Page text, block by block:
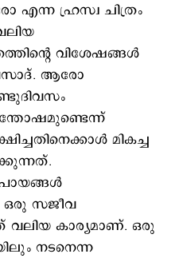
എന്ന ഹ്രസ്വ ചിത്രം
വിശേഷങ്ങൾ
ആരോ
മികച്ച
സജീവ
കാര്യമാണ്. ഒരു
നടനെന്ന